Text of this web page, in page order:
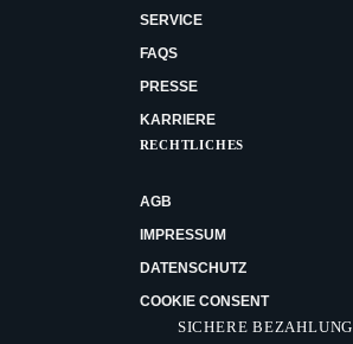
SERVICE
FAQS
PRESSE
KARRIERE
RECHTLICHES
AGB
IMPRESSUM
DATENSCHUTZ
COOKIE CONSENT
SICHERE BEZAHLUNG